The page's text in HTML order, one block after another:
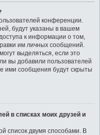
конференции.
будут указаны в вашем
к информации о том,
им личных сообщений.
выделяться, если это
вы добавили пользователей
ими сообщения будут скрыты
в списках моих друзей и
список двумя способами. В